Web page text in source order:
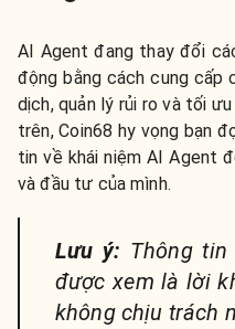
AI Agent đang thay đổi
động bằng cách cung cấp
dịch, quản lý rủi ro và tối
trên, Coin68 hy vọng bạn
tin về khái niệm AI Agent
và đầu tư của mình.
Lưu ý: Thông
được xem là lời
không chịu trách